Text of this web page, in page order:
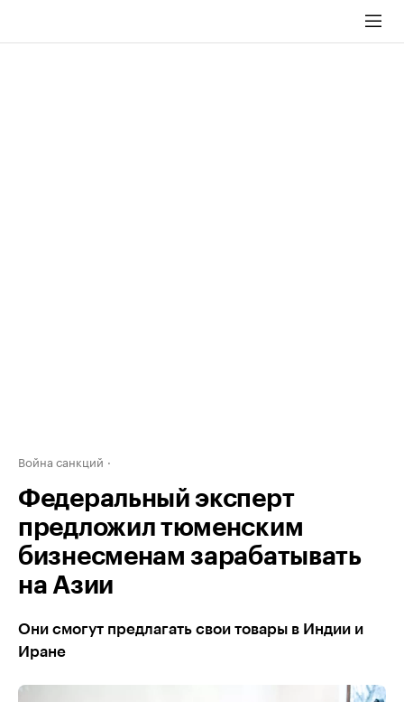
Война санкций
Федеральный эксперт
предложил тюменским
бизнесменам зарабатывать
на Азии
Они смогут предлагать свои товары в Индии и
Иране